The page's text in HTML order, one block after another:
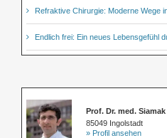
Refraktive Chirurgie: Moderne Wege
Endlich frei: Ein neues Lebensgefühl
Prof. Dr. med.
85049 Ingolstadt
» Profil ansehen